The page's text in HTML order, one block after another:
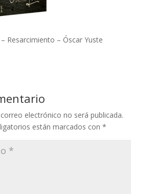
Resarcimiento – Óscar Yuste
electrónico no será publicada.
están marcados con *